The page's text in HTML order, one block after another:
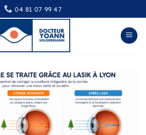
04 81 07 99 47